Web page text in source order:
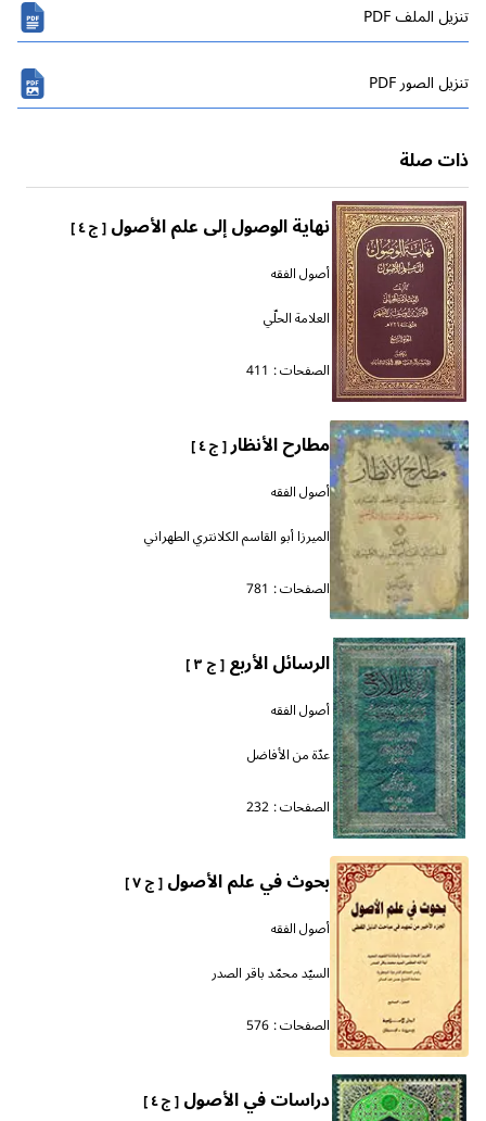
تنزیل الملف PDF
تنزیل الصور PDF
ذات صلة
نهاية الوصول إلى علم الأصول[ ج ٤ ]
أصول الفقه
العلامة الحلّي
الصفحات : 411
مطارح الأنظار[ ج ٤ ]
أصول الفقه
الميرزا أبو القاسم الكلانتري الطهراني
الصفحات : 781
الرسائل الأربع[ ج ٣ ]
أصول الفقه
عدّة من الأفاضل
الصفحات : 232
بحوث في علم الأصول[ ج ٧ ]
أصول الفقه
السيّد محمّد باقر الصدر
الصفحات : 576
دراسات في الأصول[ ج ٤ ]